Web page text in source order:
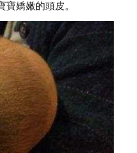
嬌嫩的頭皮。